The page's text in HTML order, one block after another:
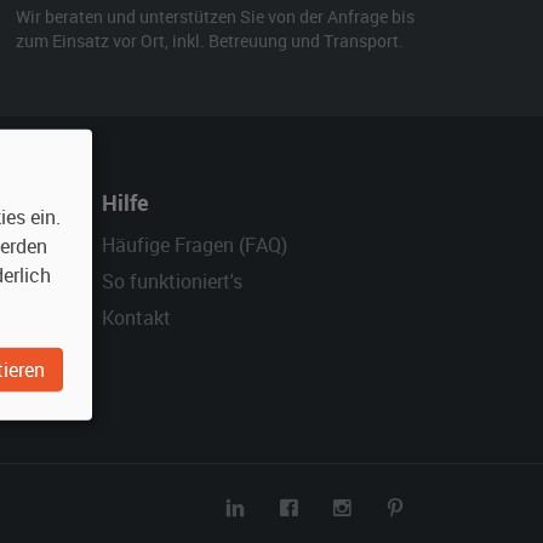
Wir beraten und unterstützen Sie von der Anfrage bis
zum Einsatz vor Ort, inkl. Betreuung und Transport.
Hilfe
Häufige Fragen (FAQ)
So funktioniert's
Kontakt
ein.